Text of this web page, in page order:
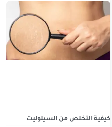
كيفية التخلص من السيلوليت